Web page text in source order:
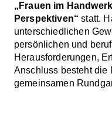
„Frauen im
Perspektiven“statt.
unterschiedlichen
persönlichen und
Herausforderungen,
Anschluss besteht die
gemeinsamen